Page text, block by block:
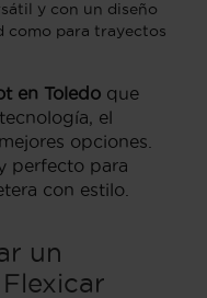
y con un diseño
como para trayectos
en Toledo que
el
opciones.
perfecto para
con estilo.
un